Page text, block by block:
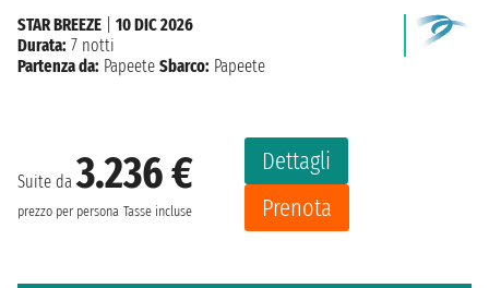
Suite da3.236 €
prezzo per persona Tasse incluse
Dettagli
Prenota
STAR BREEZE
10 DIC 2026
Durata: 7 notti
Partenza da: Papeete Sbarco: Papeete